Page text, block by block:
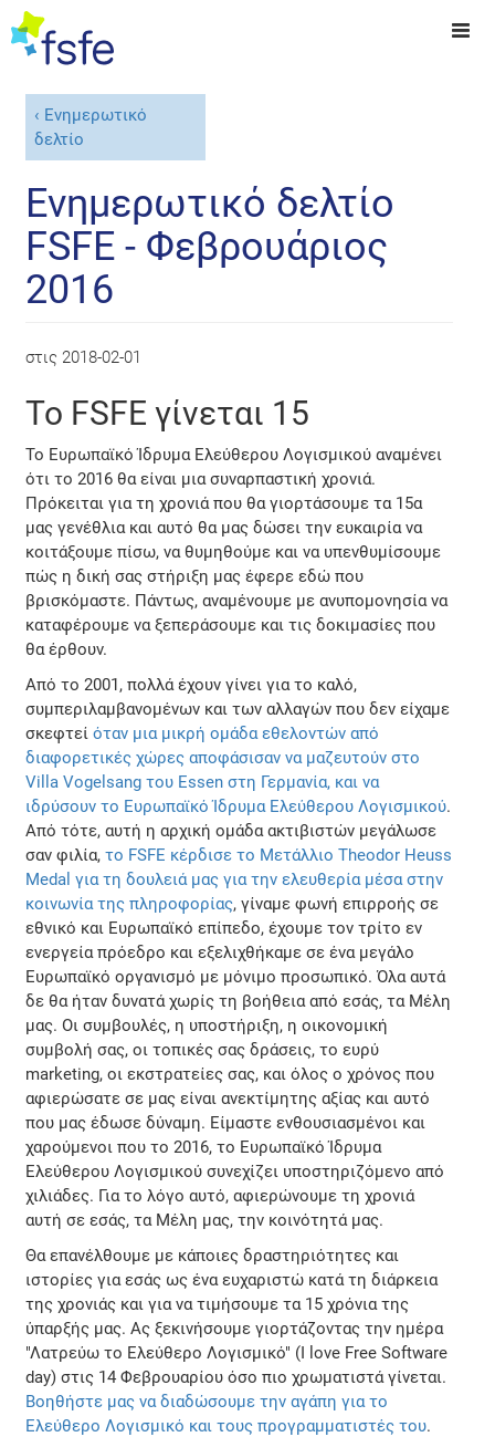
Ενημερωτικό
δελτίο
Ενημερωτικό δελτίο
FSFE - Φεβρουάριος
2016
στις 2018-02-01
Το FSFE γίνεται 15
Το Ευρωπαϊκό Ίδρυμα Ελεύθερου Λογισμικού αναμένει
ότι το 2016 θα είναι μια συναρπαστική χρονιά.
Πρόκειται για τη χρονιά που θα γιορτάσουμε τα 15α
μας γενέθλια και αυτό θα μας δώσει την ευκαιρία να
κοιτάξουμε πίσω, να θυμηθούμε και να υπενθυμίσουμε
πώς η δική σας στήριξη μας έφερε εδώ που
βρισκόμαστε. Πάντως, αναμένουμε με ανυπομονησία να
καταφέρουμε να ξεπεράσουμε και τις δοκιμασίες που
θα έρθουν.
Από το 2001, πολλά έχουν γίνει για το καλό,
συμπεριλαμβανομένων και των αλλαγών που δεν είχαμε
σκεφτείόταν μια μικρή ομάδα εθελοντών από
διαφορετικές χώρες αποφάσισαν να μαζευτούν στο
Villa Vogelsang του Essen στη Γερμανία, και να
ιδρύσουν το Ευρωπαϊκό Ίδρυμα Ελεύθερου Λογισμικού.
Από τότε, αυτή η αρχική ομάδα ακτιβιστών μεγάλωσε
σαν φιλία,το FSFE κέρδισε το Μετάλλιο Theodor Heuss
Medal για τη δουλειά μας για την ελευθερία μέσα στην
κοινωνία της πληροφορίας, γίναμε φωνή επιρροής σε
εθνικό και Ευρωπαϊκό επίπεδο, έχουμε τον τρίτο εν
ενεργεία πρόεδρο και εξελιχθήκαμε σε ένα μεγάλο
Ευρωπαϊκό οργανισμό με μόνιμο προσωπικό. Όλα αυτά
δε θα ήταν δυνατά χωρίς τη βοήθεια από εσάς, τα Μέλη
μας. Οι συμβουλές, η υποστήριξη, η οικονομική
συμβολή σας, οι τοπικές σας δράσεις, το ευρύ
marketing, οι εκστρατείες σας, και όλος ο χρόνος που
αφιερώσατε σε μας είναι ανεκτίμητης αξίας και αυτό
που μας έδωσε δύναμη. Είμαστε ενθουσιασμένοι και
χαρούμενοι που το 2016, το Ευρωπαϊκό Ίδρυμα
Ελεύθερου Λογισμικού συνεχίζει υποστηριζόμενο από
χιλιάδες. Για το λόγο αυτό, αφιερώνουμε τη χρονιά
αυτή σε εσάς, τα Μέλη μας, την κοινότητά μας.
Θα επανέλθουμε με κάποιες δραστηριότητες και
ιστορίες για εσάς ως ένα ευχαριστώ κατά τη διάρκεια
της χρονιάς και για να τιμήσουμε τα 15 χρόνια της
ύπαρξής μας. Ας ξεκινήσουμε γιορτάζοντας την ημέρα
"Λατρεύω το Ελεύθερο Λογισμικό" (I love Free Software
day) στις 14 Φεβρουαρίου όσο πιο χρωματιστά γίνεται.
Βοηθήστε μας να διαδώσουμε την αγάπη για το
Ελεύθερο Λογισμικό και τους προγραμματιστές του.